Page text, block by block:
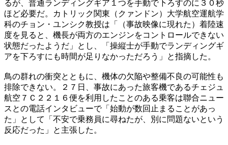
るが、普通ランディングギア１つを手動で下ろすのに３０秒
ほど必要だ。カトリック関東（クァンドン）大学航空運航学
科のチョン・ユンシク教授は「（事故映像に現れた）着陸速
度を見ると、機長が両方のエンジンをコントロールできない
状態だったようだ」とし、「操縦士が手動でランディングギ
アを下ろすにも時間が足りなかっただろう」と指摘した。
鳥の群れの衝突とともに、機体の欠陥や整備不良の可能性も
排除できない。２７日、事故にあった旅客機であるチェジュ
航空７Ｃ２２１６便を利用したことのある乗客は聯合ニュー
スとの電話インタビューで「始動が数回止まることがあっ
た」として「不安で乗務員に尋ねたが、別に問題ないという
反応だった」と主張した。